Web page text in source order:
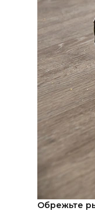
Обрежьте